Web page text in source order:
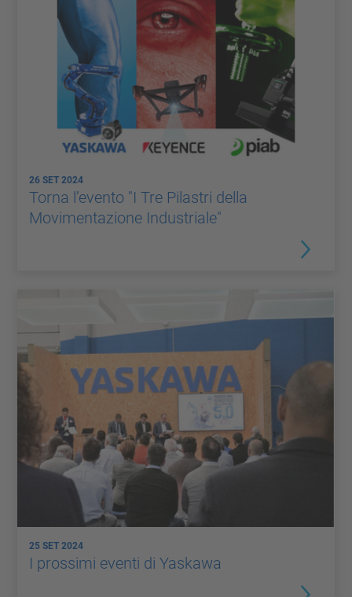
26 SET 2024
Torna l’evento "I Tre Pilastri della
Movimentazione Industriale"
25 SET 2024
I prossimi eventi di Yaskawa